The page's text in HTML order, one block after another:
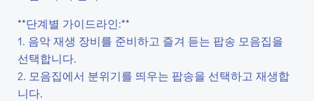
**단계별 가이드라인:**
1. 음악 재생 장비를 준비하고 즐겨 듣는 팝송 모음집을
선택합니다.
2. 모음집에서 분위기를 띄우는 팝송을 선택하고 재생합
니다.